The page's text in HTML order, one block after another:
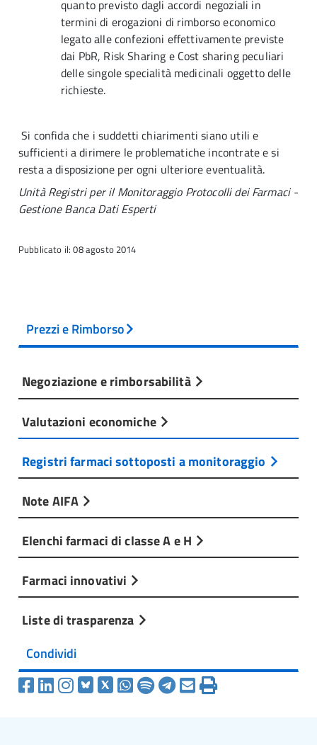
quanto previsto dagli accordi negoziali in
termini di erogazioni di rimborso economico
legato alle confezioni effettivamente previste
dai PbR, Risk Sharing e Cost sharing peculiari
delle singole specialità medicinali oggetto delle
richieste.
Si confida che i suddetti chiarimenti siano utili e
sufficienti a dirimere le problematiche incontrate e si
resta a disposizione per ogni ulteriore eventualità.
Unità Registri per il Monitoraggio Protocolli dei Farmaci -
Gestione Banca Dati Esperti
Pubblicato il: 08 agosto 2014
Prezzi e Rimborso
Negoziazione e rimborsabilità
Valutazioni economiche
Registri farmaci sottoposti a monitoraggio
Note AIFA
Elenchi farmaci di classe A e H
Farmaci innovativi
Liste di trasparenza
Condividi